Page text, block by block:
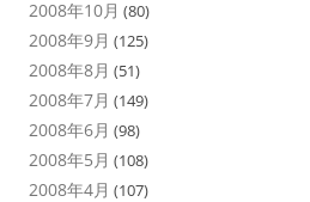
2008年10月 (80)
2008年9月 (125)
2008年8月 (51)
2008年7月 (149)
2008年6月 (98)
2008年5月 (108)
2008年4月 (107)